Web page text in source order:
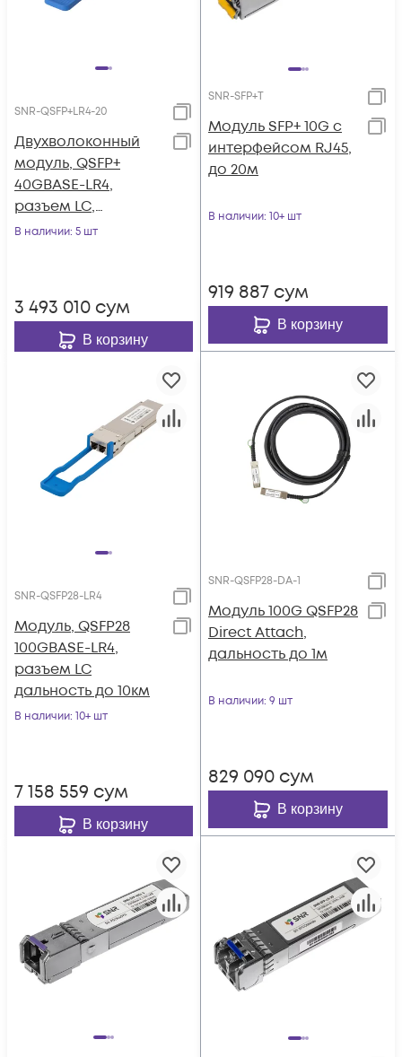
SNR-QSFP+LR4-20
Двухволоконный
модуль, QSFP+
40GBASE-LR4,
разъем LC,
дальность до 20км
В наличии: 5 шт
3 493 010 сум
В корзину
SNR-SFP+T
Модуль SFP+ 10G с
интерфейсом RJ45,
до 20м
В наличии: 10+ шт
919 887 сум
В корзину
SNR-QSFP28-LR4
Модуль, QSFP28
100GBASE-LR4,
разъем LC
дальность до 10км
В наличии: 10+ шт
7 158 559 сум
В корзину
SNR-QSFP28-DA-1
Модуль 100G QSFP28
Direct Attach,
дальность до 1м
В наличии: 9 шт
829 090 сум
В корзину